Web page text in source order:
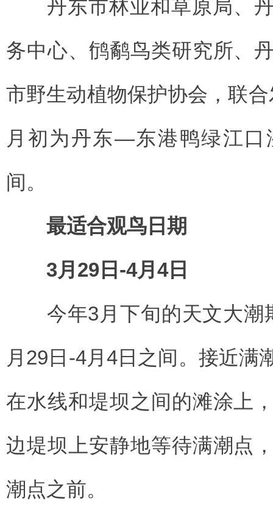
丹东市林业和草原局、丹
务中心、鸻鹬鸟类研究所、
市野生动植物保护协会，联
月初为丹东—东港鸭绿江口
间。
最适合观鸟日期
3月29日-4月4日
今年3月下旬的天文大潮
月29日-4月4日之间。接近满
在水线和堤坝之间的滩涂上
边堤坝上安静地等待满潮点
潮点之前。